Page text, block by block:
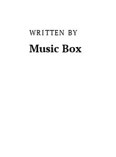
WRITTEN BY
Music Box